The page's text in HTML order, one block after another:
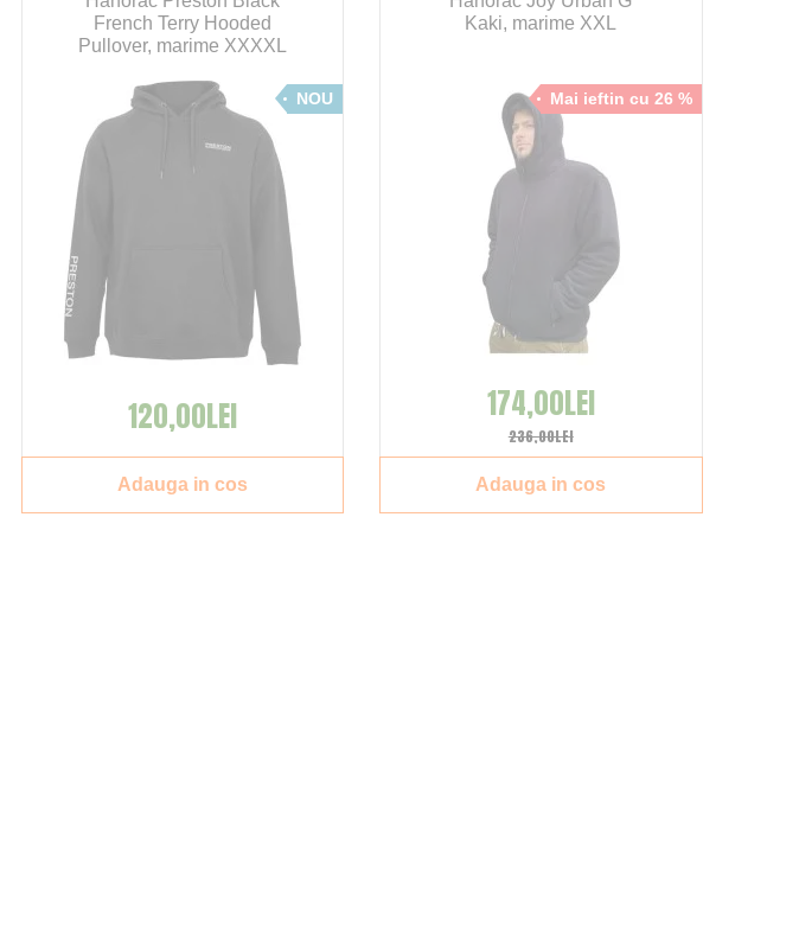
French Terry Hooded
Pullover, marime XXXXL
NOU
120,00LEI
Adauga in cos
Kaki, marime XXL
Mai ieftin cu 26 %
236,00LEI
174,00LEI
Adauga in cos